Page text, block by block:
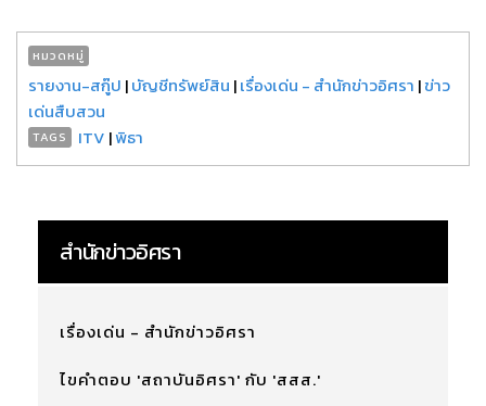
หมวดหมู่
รายงาน-สกู๊ป |บัญชีทรัพย์สิน |เรื่องเด่น - สำนักข่าวอิศรา |ข่าว
เด่นสืบสวน
TAGS ITV |พิธา
สำนักข่าวอิศรา
เรื่องเด่น - สำนักข่าวอิศรา
ไขคำตอบ 'สถาบันอิศรา' กับ 'สสส.'